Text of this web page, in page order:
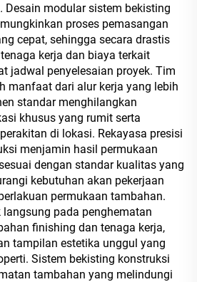
Desain modular sistem bekisting
proses pemasangan
cepat, sehingga secara drastis
kerja dan biaya terkait
jadwal penyelesaian proyek. Tim
manfaat dari alur kerja yang lebih
standar menghilangkan
khusus yang rumit serta
di lokasi. Rekayasa presisi
menjamin hasil permukaan
dengan standar kualitas yang
kebutuhan akan pekerjaan
permukaan tambahan.
pada penghematan
finishing dan tenaga kerja,
tampilan estetika unggul yang
Sistem bekisting konstruksi
tambahan yang melindungi